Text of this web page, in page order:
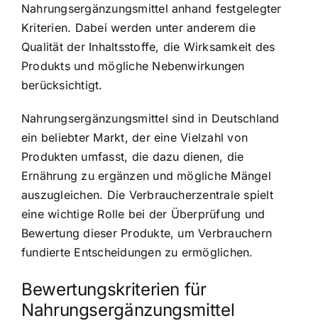
Nahrungsergänzungsmittel anhand festgelegter
Kriterien. Dabei werden unter anderemdie
Qualität der Inhaltsstoffe, die Wirksamkeit des
Produkts und mögliche Nebenwirkungen
berücksichtigt.
Nahrungsergänzungsmittel sind in Deutschland
ein beliebter Markt, der eine Vielzahl von
Produkten umfasst, die dazu dienen, die
Ernährung zu ergänzen und mögliche Mängel
auszugleichen. Die Verbraucherzentrale spielt
eine wichtige Rolle bei der Überprüfung und
Bewertung dieser Produkte, um Verbrauchern
fundierte Entscheidungen zu ermöglichen.
Bewertungskriterien für
Nahrungsergänzungsmittel